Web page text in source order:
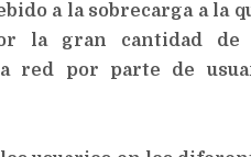
a la sobrecarga a la
la gran cantidad de
red por parte de